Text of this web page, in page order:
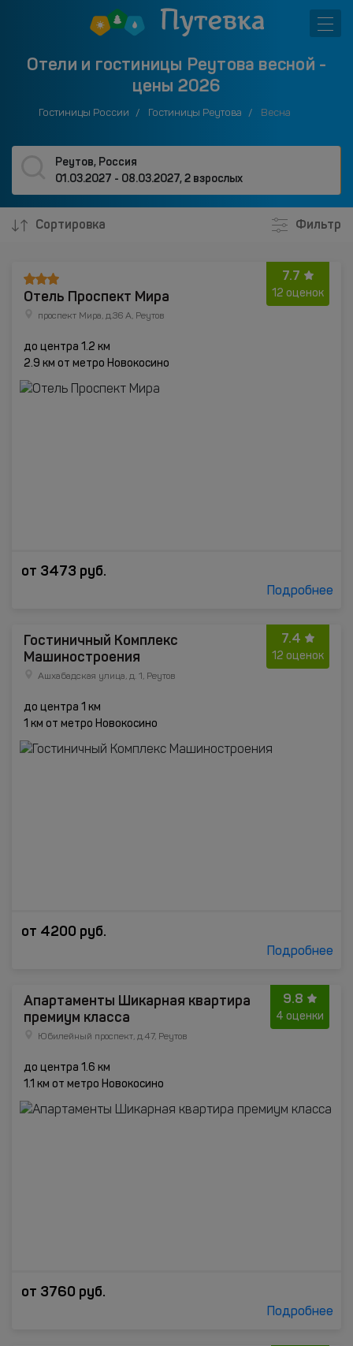
Отели и гостиницы Реутова весной -
цены 2026
Гостиницы России Гостиницы Реутова Весна
Реутов, Россия
01.03.2027 - 08.03.2027,2 взрослых
Сортировка Фильтр
7.7
12 оценок
Отель Проспект Мира
проспект Мира, д.36 А, Реутов
до центра 1.2 км
2.9 км от метро Новокосино
от 3473 руб.
Подробнее
7.4
12 оценок
Гостиничный Комплекс
Машиностроения
Ашхабадская улица, д. 1, Реутов
до центра 1 км
1 км от метро Новокосино
от 4200 руб.
Подробнее
9.8
4 оценки
Апартаменты Шикарная квартира
премиум класса
Юбилейный проспект, д.47, Реутов
до центра 1.6 км
1.1 км от метро Новокосино
от 3760 руб.
Подробнее